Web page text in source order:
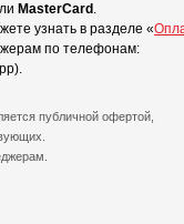
MasterCard .
узнать в разделе «
по телефонам:
публичной офертой,